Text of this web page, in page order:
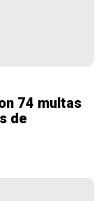
74 multas
de